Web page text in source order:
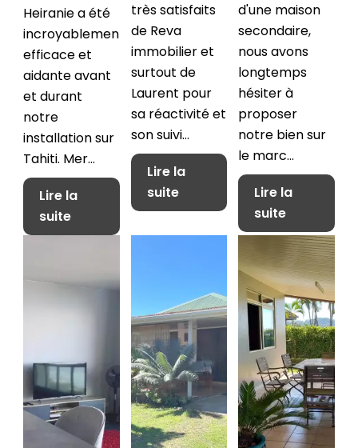
Heiranie a été
incroyablement
efficace et
aidante avant
et durant
notre
installation sur
Tahiti. Mer...
Lire la
suite
très satisfaits
de Reva
immobilier et
surtout de
Laurent pour
sa réactivité et
son suivi...
Lire la
suite
d'une maison
secondaire,
nous avons
longtemps
hésiter à
proposer
notre bien sur
le marc...
Lire la
suite